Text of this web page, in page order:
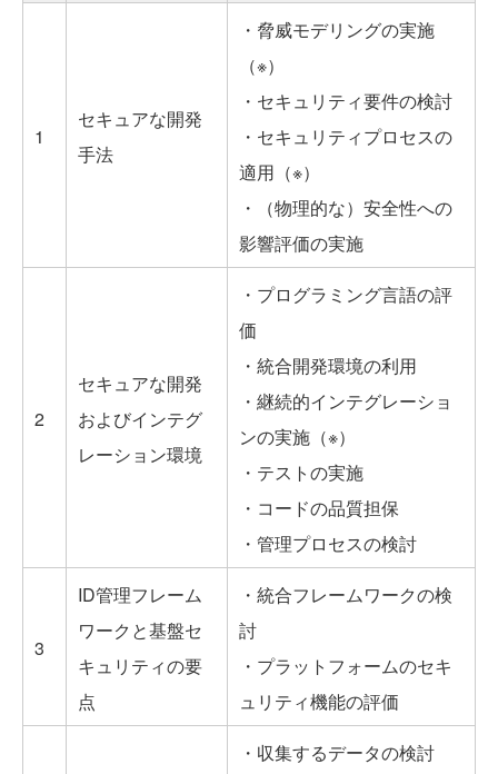
1
セキュアな開発
手法
・脅威モデリングの実施
（※）
・セキュリティ要件の検討
・セキュリティプロセスの
適用（※）
・（物理的な）安全性への
影響評価の実施
2
セキュアな開発
およびインテグ
レーション環境
・プログラミング言語の評
価
・統合開発環境の利用
・継続的インテグレーショ
ンの実施（※）
・テストの実施
・コードの品質担保
・管理プロセスの検討
3
ID管理フレーム
ワークと基盤セ
キュリティの要
点
・統合フレームワークの検
討
・プラットフォームのセキ
ュリティ機能の評価
・収集するデータの検討